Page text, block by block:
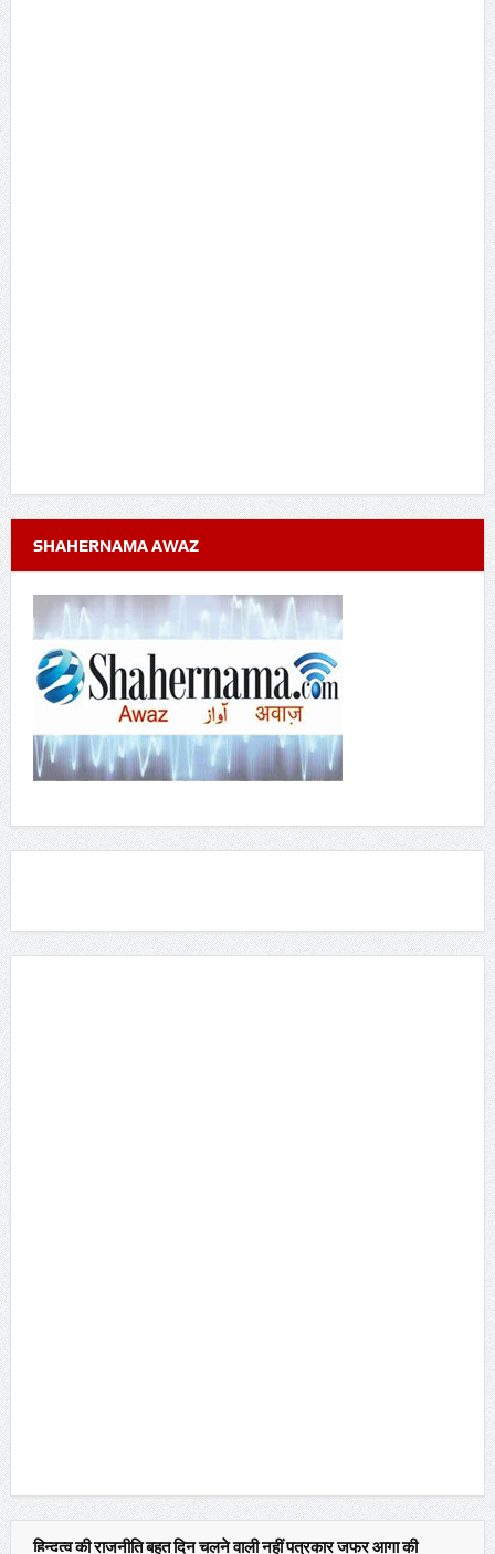
SHAHERNAMA AWAZ
हिन्दुत्व की राजनीति बहुत दिन चलने वाली नहीं पत्रकार जफर आगा की